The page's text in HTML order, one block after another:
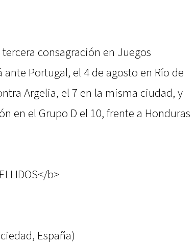
consagración en Juegos
Portugal, el 4 de agosto en Río de
Argelia, el 7 en la misma ciudad, y
en el Grupo D el 10, frente a Honduras
b>
España)